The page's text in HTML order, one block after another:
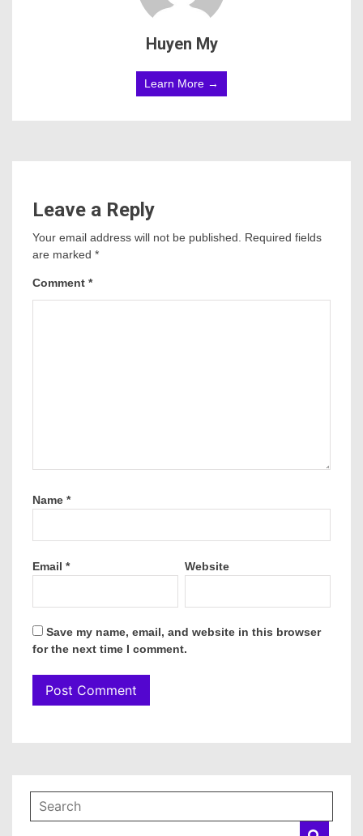
Huyen My
Learn More →
Leave a Reply
Your email address will not be published. Required fields
are marked *
Comment *
Name *
Email * Website
Save my name, email, and website in this browser
for the next time I comment.